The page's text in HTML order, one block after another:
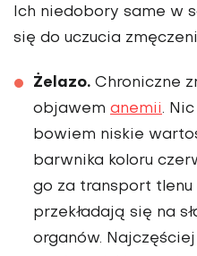
Ich niedobory same w
się do uczucia
Żelazo. Chroniczne
objawem anemii.
bowiem niskie
barwnika koloru
go za transport
przekłada­ją się na
organów.